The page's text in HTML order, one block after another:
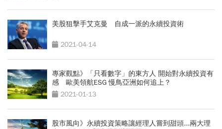
美股狙擊手艾克曼 自成一派的永續投資術
2021-04-14
專家觀點》「只看數字」的東方人 開始對永續投資有
感 歐美領航ESG 慢鳥亞洲如何追上？
2021-01-13
股市風向》永續投資策略讓經理人嘗到甜頭...兩大理